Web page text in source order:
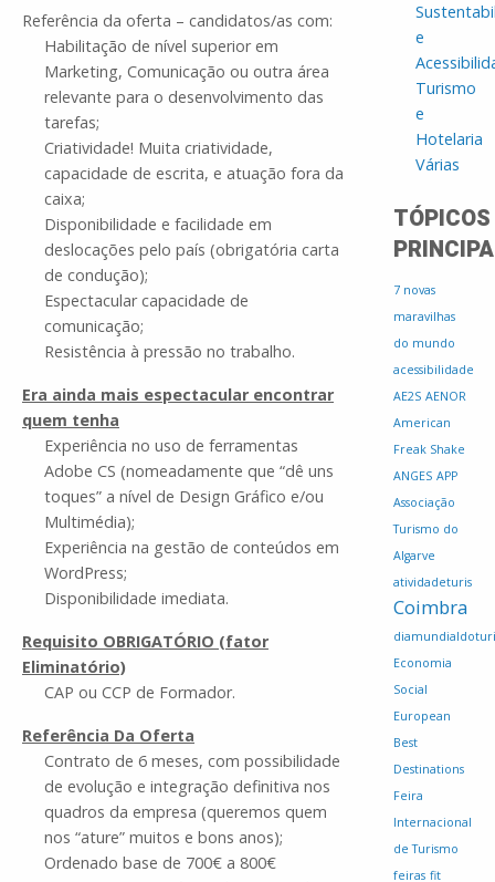
Referência da oferta – candidatos/as com:
Habilitação de nível superior em
Marketing, Comunicação ou outra área
relevante para o desenvolvimento das
tarefas;
Criatividade! Muita criatividade,
capacidade de escrita, e atuação fora da
caixa;
Disponibilidade e facilidade em
deslocações pelo país (obrigatória carta
de condução);
Espectacular capacidade de
comunicação;
Resistência à pressão no trabalho.
Era ainda mais espectacular encontrar
quem tenha
Experiência no uso de ferramentas
Adobe CS (nomeadamente que “dê uns
toques” a nível de Design Gráfico e/ou
Multimédia);
Experiência na gestão de conteúdos em
WordPress;
Disponibilidade imediata.
Requisito OBRIGATÓRIO (fator
Eliminatório)
CAP ou CCP de Formador.
Referência Da Oferta
Contrato de 6 meses, com possibilidade
de evolução e integração definitiva nos
quadros da empresa (queremos quem
nos “ature” muitos e bons anos);
Ordenado base de 700€ a 800€
e
Turismo
e
Hotelaria
Várias
TÓPICOS
7 novas
maravilhas
do mundo
acessibilidade
AE2S AENOR
American
Freak Shake
ANGES APP
Associação
Turismo do
Algarve
atividadeturis
Coimbra
Economia
Social
European
Best
Destinations
Feira
Internacional
de Turismo
feiras fit